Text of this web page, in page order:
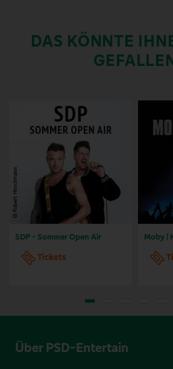
DAS KÖNNTE
SDP - Sommer Open Air
Tickets
Moby |
Über PSD-Entertain